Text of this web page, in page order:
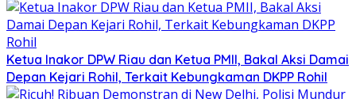
Ketua Inakor DPW Riau dan Ketua PMII, Bakal Aksi Damai
Depan Kejari Rohil, Terkait Kebungkaman DKPP Rohil